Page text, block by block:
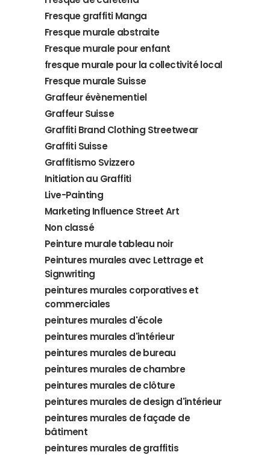
Fresque graffiti Manga
Fresque murale abstraite
Fresque murale pour enfant
fresque murale pour la collectivité local
Fresque murale Suisse
Graffeur évènementiel
Graffeur Suisse
Graffiti Brand Clothing Streetwear
Graffiti Suisse
Graffitismo Svizzero
Initiation au Graffiti
Live-Painting
Marketing Influence Street Art
Non classé
Peinture murale tableau noir
Peintures murales avec Lettrage et
Signwriting
peintures murales corporatives et
commerciales
peintures murales d'école
peintures murales d'intérieur
peintures murales de bureau
peintures murales de chambre
peintures murales de clôture
peintures murales de design d'intérieur
peintures murales de façade de
bâtiment
peintures murales de graffitis